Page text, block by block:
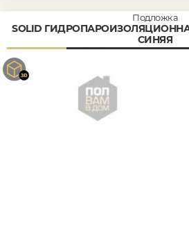
Подложка
SOLID
СИНЯЯ